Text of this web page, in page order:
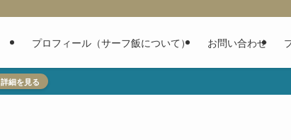
プロフィール（サーフ飯について） お問い合わせ
詳細を見る